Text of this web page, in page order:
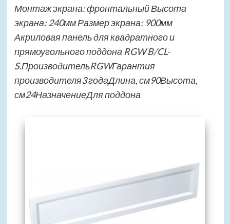
Монтаж экрана: фронтальный Высота
экрана: 240мм Размер экрана: 900мм
Акриловая панель для квадратного и
прямоугольного поддона RGW B/CL-
S.ПроизводительRGWГарантия
производителя3 годаДлина, см90Высота,
см24НазначениеДля поддона